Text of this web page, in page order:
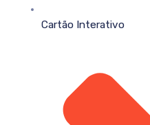
Cartão Interativo